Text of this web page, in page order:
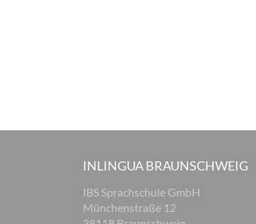
INLINGUA BRAUNSCHWEIG
IBS Sprachschule GmbH
Münchenstraße 12